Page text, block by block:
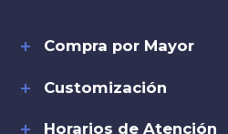
Compra por Mayor
Customización
Horarios de Atención